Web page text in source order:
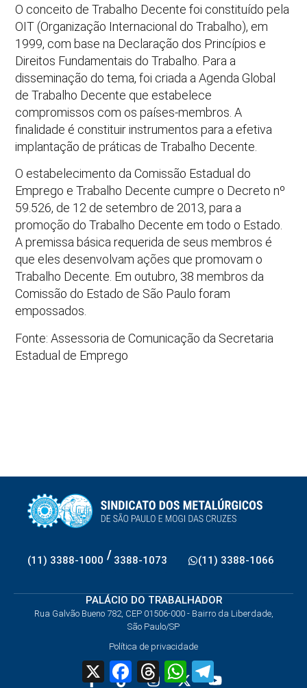
O conceito de Trabalho Decente foi constituído pela
OIT (Organização Internacional do Trabalho), em
1999, com base na Declaração dos Princípios e
Direitos Fundamentais do Trabalho. Para a
disseminação do tema, foi criada a Agenda Global
de Trabalho Decente que estabelece
compromissos com os países-membros. A
finalidade é constituir instrumentos para a efetiva
implantação de práticas de Trabalho Decente.
O estabelecimento da Comissão Estadual do
Emprego e Trabalho Decente cumpre o Decreto nº
59.526, de 12 de setembro de 2013, para a
promoção do Trabalho Decente em todo o Estado.
A premissa básica requerida de seus membros é
que eles desenvolvam ações que promovam o
Trabalho Decente. Em outubro, 38 membros da
Comissão do Estado de São Paulo foram
empossados.
Fonte: Assessoria de Comunicação da Secretaria
Estadual de Emprego
(11) 3388-1000 / 3388-1073 (11) 3388-1066
PALÁCIO DO TRABALHADOR
Rua Galvão Bueno 782, CEP 01506-000 - Bairro da Liberdade,
São Paulo/SP
Política de privacidade
X FacebookThreadsWhatsApp